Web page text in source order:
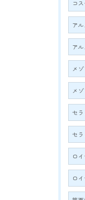
コ
ア
ア
メ
メ
セ
セ
ロ
ロ